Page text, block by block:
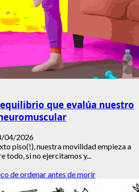
que evalúa nuestro
04/2026
piso(!), nuestra movilidad empieza a
todo, si no ejercitamos y...
de ordenar antes de morir